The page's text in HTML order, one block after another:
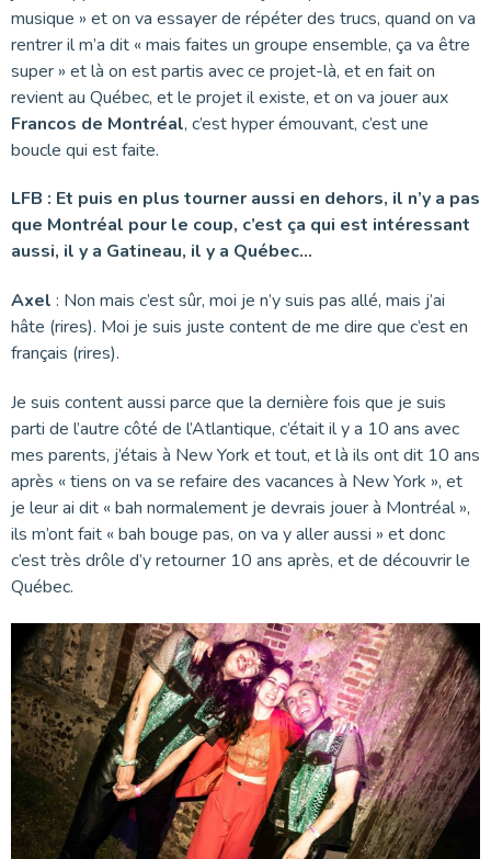
musique » et on va essayer de répéter des trucs, quand on va
rentrer il m’a dit « mais faites un groupe ensemble, ça va être
super » et là on est partis avec ce projet-là, et en fait on
revient au Québec, et le projet il existe, et on va jouer aux
Francos de Montréal, c’est hyper émouvant, c’est une
boucle qui est faite.
LFB : Et puis en plus tourner aussi en dehors, il n’y a pas
que Montréal pour le coup, c’est ça qui est intéressant
aussi, il y a Gatineau, il y a Québec…
Axel : Non mais c’est sûr, moi je n’y suis pas allé, mais j’ai
hâte (rires). Moi je suis juste content de me dire que c’est en
français (rires).
Je suis content aussi parce que la dernière fois que je suis
parti de l’autre côté de l’Atlantique, c’était il y a 10 ans avec
mes parents, j’étais à New York et tout, et là ils ont dit 10 ans
après « tiens on va se refaire des vacances à New York », et
je leur ai dit « bah normalement je devrais jouer à Montréal »,
ils m’ont fait « bah bouge pas, on va y aller aussi » et donc
c’est très drôle d’y retourner 10 ans après, et de découvrir le
Québec.